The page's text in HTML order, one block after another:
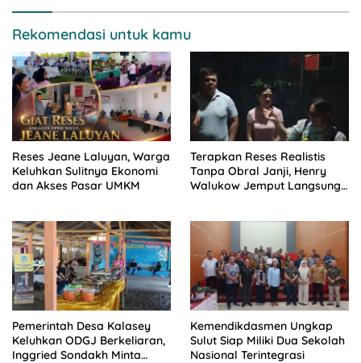
Rekomendasi untuk kamu
Reses Jeane Laluyan, Warga
Keluhkan Sulitnya Ekonomi
dan Akses Pasar UMKM
Terapkan Reses Realistis
Tanpa Obral Janji, Henry
Walukow Jemput Langsung
Pemerintah Desa Kalasey
Keluhkan ODGJ Berkeliaran,
Inggried Sondakh Minta
Kemendikdasmen Ungkap
Sulut Siap Miliki Dua Sekolah
Nasional Terintegrasi